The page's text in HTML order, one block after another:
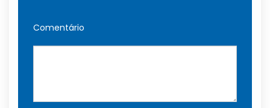
Comentário